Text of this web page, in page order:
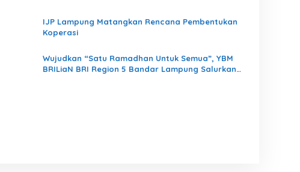
IJP Lampung Matangkan Rencana Pembentukan
Koperasi
Wujudkan “Satu Ramadhan Untuk Semua”, YBM
BRILiaN BRI Region 5 Bandar Lampung Salurkan